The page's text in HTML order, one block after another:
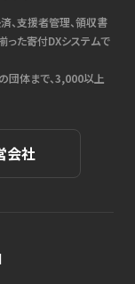
、支援者管理、領収書
った寄付DXシステムで
団体まで、3,000以上
会社